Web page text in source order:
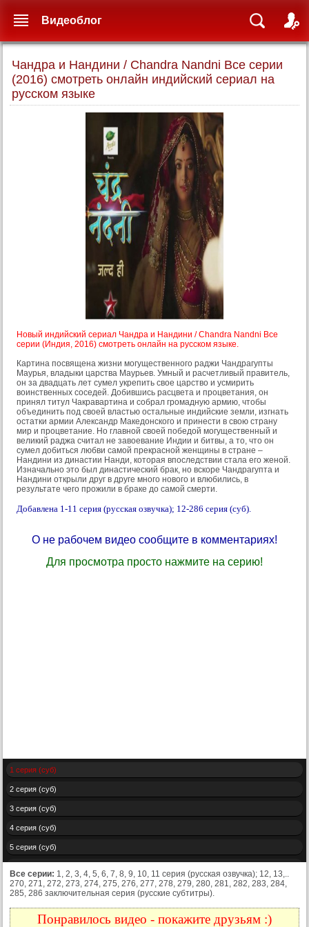
Чандра и Нандини / Chandra Nandni Все серии
(2016) смотреть онлайн индийский сериал на
русском языке
Новый индийский сериал Чандра и Нандини / Chandra Nandni Все
серии (Индия, 2016) смотреть онлайн на русском языке.
Картина посвящена жизни могущественного раджи Чандрагупты
Маурья, владыки царства Маурьев. Умный и расчетливый правитель,
он за двадцать лет сумел укрепить свое царство и усмирить
воинственных соседей. Добившись расцвета и процветания, он
принял титул Чакравартина и собрал громадную армию, чтобы
объединить под своей властью остальные индийские земли, изгнать
остатки армии Александр Македонского и принести в свою страну
мир и процветание. Но главной своей победой могущественный и
великий раджа считал не завоевание Индии и битвы, а то, что он
сумел добиться любви самой прекрасной женщины в стране –
Нандини из династии Нанди, которая впоследствии стала его женой.
Изначально это был династический брак, но вскоре Чандрагупта и
Нандини открыли друг в друге много нового и влюбились, в
результате чего прожили в браке до самой смерти.
Добавлена 1-11 серия (русская озвучка); 12-286 серия (суб).
О не рабочем видео сообщите в комментариях!
Для просмотра просто нажмите на серию!
1 серия (суб)
2 серия (суб)
3 серия (суб)
4 серия (суб)
5 серия (суб)
7 серия (суб)
9 серия (суб)
Все серии: 1, 2, 3, 4, 5, 6, 7, 8, 9, 10, 11 серия (русская озвучка); 12, 13,..
270, 271, 272, 273, 274, 275, 276, 277, 278, 279, 280, 281, 282, 283, 284,
285, 286 заключительная серия (русские субтитры).
Понравилось видео - покажите друзьям :)
Видеоблог